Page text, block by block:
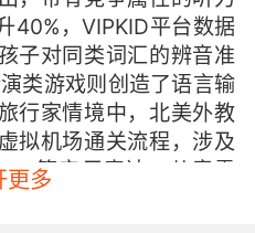
40%，VIPKID平台数据
子对同类词汇的辨音准
类游戏则创造了语言输
行家情境中，北美外教
拟机场通关流程，涉及
等实用表达。儿童需
动剧情发展，这种沉浸
更多